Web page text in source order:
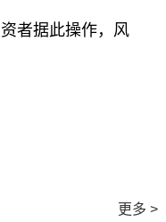
者据此操作，风
更多 >